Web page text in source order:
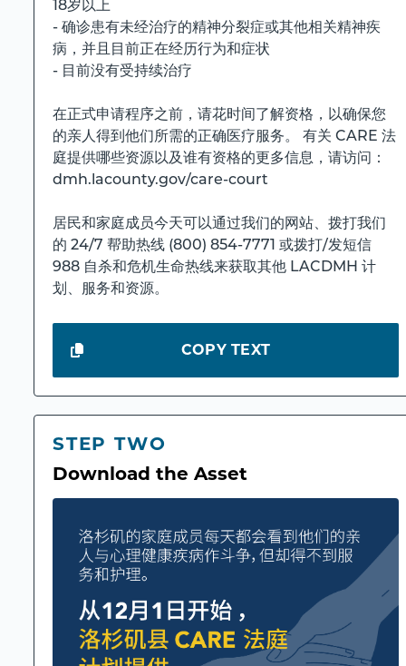
18岁以上
- 确诊患有未经治疗的精神分裂症或其他相关精神疾
病，并且目前正在经历行为和症状
- 目前没有受持续治疗
在正式申请程序之前，请花时间了解资格，以确保您
的亲人得到他们所需的正确医疗服务。 有关 CARE 法
庭提供哪些资源以及谁有资格的更多信息，请访问：
dmh.lacounty.gov/care-court
居民和家庭成员今天可以通过我们的网站、拨打我们
的 24/7 帮助热线 (800) 854-7771 或拨打/发短信
988 自杀和危机生命热线来获取其他 LACDMH 计
划、服务和资源。
COPY TEXT
STEP TWO
Download the Asset